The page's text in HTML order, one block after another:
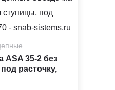
ASA 35-2 без
расточку,